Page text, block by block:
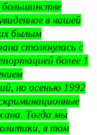
в нашей
былым
столкнулась с
более 1
но осенью 1992
Тогда мы
в том